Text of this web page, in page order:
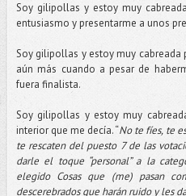
Soy gilipollas y estoy muy
entusiasmo y presentarme a unos
Soy gilipollas y estoy muy
aún más cuando a pesar de
fuera finalista.
Soy gilipollas y estoy muy
interior que me decía. “No te fíes, te
te rescaten del puesto 7 de las
darle el toque “personal” a la
elegido Cosas que (me) pasan
descerebrados que harán ruido y les